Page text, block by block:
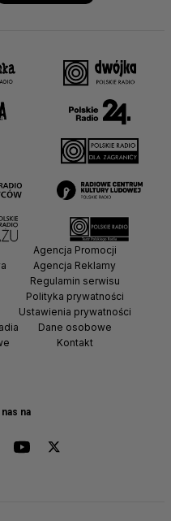
na
Agencja Promocji
Agencja Reklamy
Regulamin serwisu
Polityka prywatności
Ustawienia prywatności
Dane osobowe
Kontakt